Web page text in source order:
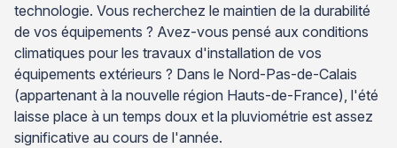
technologie. Vous recherchez le maintien de la durabilité
de vos équipements ? Avez-vous pensé aux conditions
climatiques pour les travaux d'installation de vos
équipements extérieurs ? Dans le Nord-Pas-de-Calais
(appartenant à la nouvelle région Hauts-de-France), l'été
laisse place à un temps doux et la pluviométrie est assez
significative au cours de l'année.